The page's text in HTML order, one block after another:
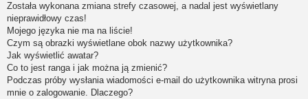
Została wykonana zmiana strefy czasowej, a nadal jest wyświetlany
nieprawidłowy czas!
Mojego języka nie ma na liście!
Czym są obrazki wyświetlane obok nazwy użytkownika?
Jak wyświetlić awatar?
Co to jest ranga i jak można ją zmienić?
Podczas próby wysłania wiadomości e-mail do użytkownika witryna prosi
mnie o zalogowanie. Dlaczego?